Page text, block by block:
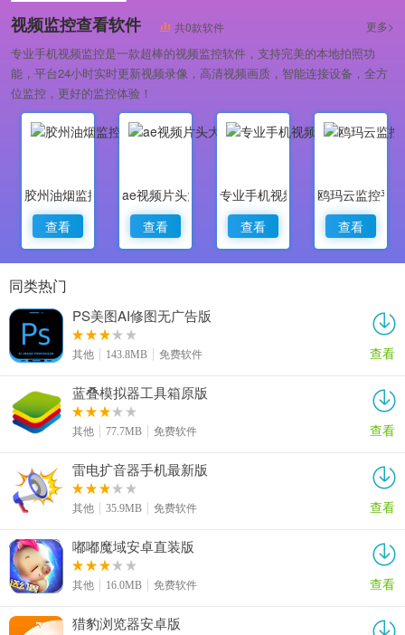
专业做婚礼策划的软件
视频监控查看软件 共0款软件 更多>
专业手机视频监控是一款超棒的视频监控软件，支持完美的本地拍照功
能，平台24小时实时更新视频录像，高清视频画质，智能连接设备，全方
位监控，更好的监控体验！
胶州油烟监控
查看
ae视频片头大师
查看
专业手机视频监控
查看
鸥玛云监控平
查看
同类热门
PS美图AI修图无广告版
其他 143.8MB 免费软件 查看
蓝叠模拟器工具箱原版
其他 77.7MB 免费软件 查看
雷电扩音器手机最新版
其他 35.9MB 免费软件 查看
嘟嘟魔域安卓直装版
其他 16.0MB 免费软件 查看
猎豹浏览器安卓版